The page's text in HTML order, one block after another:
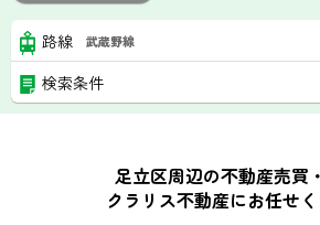
路線 武蔵野線
検索条件
足立区周辺の不動産売買
クラリス不動産にお任せく